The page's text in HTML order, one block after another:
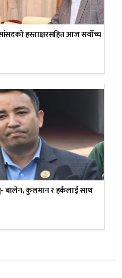
हस्ताक्षरसहित आज सर्वोच्च
बालेन, कुलमान र हर्कलाई साथ